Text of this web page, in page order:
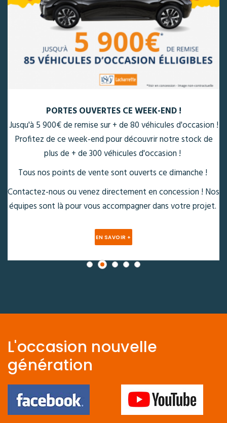
PORTES OUVERTES CE WEEK-END !
Jusqu'à 5 900€ de remise sur + de 80 véhicules d'occasion !
Profitez de ce week-end pour découvrir notre stock de
plus de + de 300 véhicules d'occasion !
Tous nos points de vente sont ouverts ce dimanche !
Contactez-nous ou venez directement en concession ! Nos
équipes sont là pour vous accompagner dans votre projet.
EN SAVOIR +
L'occasion nouvelle
génération